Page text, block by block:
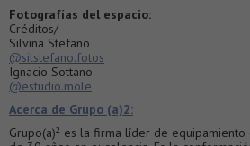
Fotografías del espacio:
Créditos/
Silvina Stefano
@silstefano.fotos
Ignacio Sottano
@estudio.mole
Acerca de Grupo (a)2:
Grupo(a)² es la firma líder de